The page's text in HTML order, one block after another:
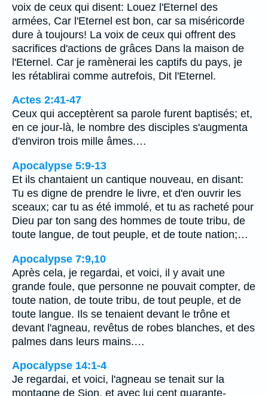
voix de ceux qui disent: Louez l'Eternel des
armées, Car l'Eternel est bon, car sa miséricorde
dure à toujours! La voix de ceux qui offrent des
sacrifices d'actions de grâces Dans la maison de
l'Eternel. Car je ramènerai les captifs du pays, je
les rétablirai comme autrefois, Dit l'Eternel.
Actes 2:41-47
Ceux qui acceptèrent sa parole furent baptisés; et,
en ce jour-là, le nombre des disciples s'augmenta
d'environ trois mille âmes.…
Apocalypse 5:9-13
Et ils chantaient un cantique nouveau, en disant:
Tu es digne de prendre le livre, et d'en ouvrir les
sceaux; car tu as été immolé, et tu as racheté pour
Dieu par ton sang des hommes de toute tribu, de
toute langue, de tout peuple, et de toute nation;…
Apocalypse 7:9,10
Après cela, je regardai, et voici, il y avait une
grande foule, que personne ne pouvait compter, de
toute nation, de toute tribu, de tout peuple, et de
toute langue. Ils se tenaient devant le trône et
devant l'agneau, revêtus de robes blanches, et des
palmes dans leurs mains.…
Apocalypse 14:1-4
Je regardai, et voici, l'agneau se tenait sur la
montagne de Sion, et avec lui cent quarante-